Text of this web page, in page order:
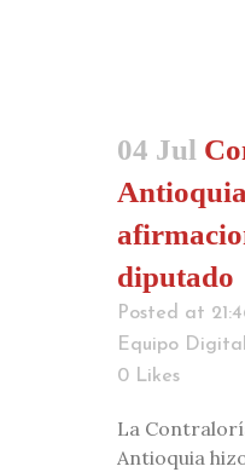
04 Jul
diputado
Posted at
Equipo Digital
0 Likes
La
Antioquia